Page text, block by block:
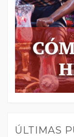
ÚLTIMAS